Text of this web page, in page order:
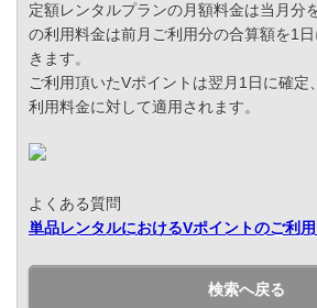
定額レンタルプランの月額料金は当月分
の利用料金は前月ご利用分の合算額を1
きます。
ご利用頂いたVポイントは翌月1日に確定
利用料金に対して適用されます。
よくある質問
単品レンタルにおけるVポイントのご利
検索へ戻る